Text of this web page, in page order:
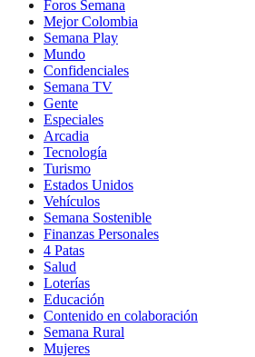
Foros Semana
Mejor Colombia
Semana Play
Mundo
Confidenciales
Semana TV
Gente
Especiales
Arcadia
Tecnología
Turismo
Estados Unidos
Vehículos
Semana Sostenible
Finanzas Personales
4 Patas
Salud
Loterías
Educación
Contenido en colaboración
Semana Rural
Mujeres